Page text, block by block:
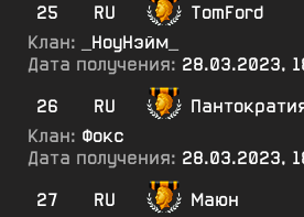
25
RU
TomFord
Клан:
_НоуНэйм_
Дата получения: 28.03.2023,
26
RU
Клан: Фокс
Дата получения: 28.03.2023,
27
RU
Маюн